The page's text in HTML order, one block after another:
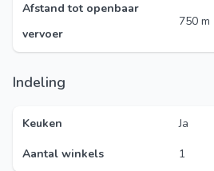
Afstand tot openbaar
vervoer
750 m
Indeling
Keuken
Ja
Aantal winkels
1